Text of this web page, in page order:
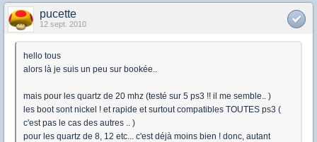
pucette
12 sept. 2010
hello tous
alors là je suis un peu sur bookée..
mais pour les quartz de 20 mhz (testé sur 5 ps3 !! il me semble.. )
les boot sont nickel ! et rapide et surtout compatibles TOUTES ps3 (
c'est pas le cas des autres .. )
pour les quartz de 8, 12 etc... c'est déjà moins bien ! donc, autant